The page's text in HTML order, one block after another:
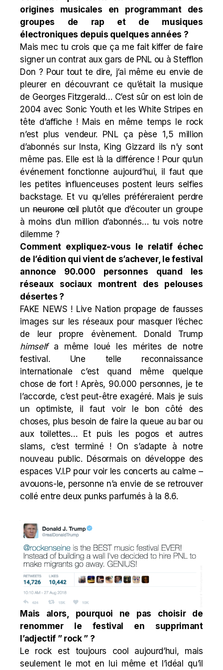
origines musicales en programmant des
groupes de rap et de musiques
électroniques depuis quelques années ?
Mais mec tu crois que ça me fait kiffer de faire
signer un contrat aux gars de PNL ou à Stefflon
Don ? Pour tout te dire, j’ai même eu envie de
pleurer en découvrant ce qu’était la musique
de Georges Fitzgerald… C’est sûr on est loin de
2004 avec Sonic Youth et les White Stripes en
tête d’affiche ! Mais en même temps le rock
n’est plus vendeur. PNL ça pèse 1,5 million
d’abonnés sur Insta, King Gizzard ils n’y sont
même pas. Elle est là la différence ! Pour qu’un
événement fonctionne aujourd’hui, il faut que
les petites influenceuses postent leurs selfies
backstage. Et vu qu’elles préféreraient perdre
unneuroneœil plutôt que d’écouter un groupe
à moins d’un million d’abonnés… tu vois notre
dilemme ?
Comment expliquez-vous le relatif échec
de l’édition qui vient de s’achever, le festival
annonce 90.000 personnes quand les
réseaux sociaux montrent des pelouses
désertes ?
FAKE NEWS ! Live Nation propage de fausses
images sur les réseaux pour masquer l’échec
de leur propre évènement. Donald Trump
himselfa même loué les mérites de notre
festival. Une telle reconnaissance
internationale c’est quand même quelque
chose de fort ! Après, 90.000 personnes, je te
l’accorde, c’est peut-être exagéré. Mais je suis
un optimiste, il faut voir le bon côté des
choses, plus besoin de faire la queue au bar ou
aux toilettes… Et puis les pogos et autres
slams, c’est terminé ! On s’adapte à notre
nouveau public. Désormais on développe des
espaces V.I.P pour voir les concerts au calme –
avouons-le, personne n’a envie de se retrouver
collé entre deux punks parfumés à la 8.6.
Mais alors, pourquoi ne pas choisir de
renommer le festival en supprimant
l’adjectif ” rock ” ?
Le rock est toujours cool aujourd’hui, mais
seulement le mot en lui même et l’idéal qu’il